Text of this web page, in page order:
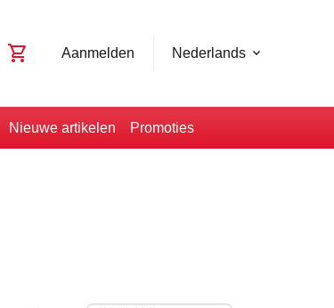
shopping_cart Aanmelden Nederlands
Nieuwe artikelen Promoties